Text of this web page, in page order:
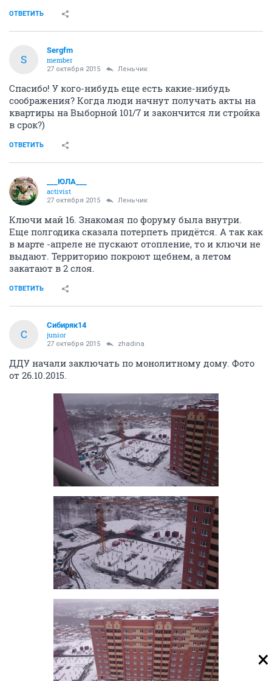
ОТВЕТИТЬ
S
Sergfm
member
27 октября 2015 Леньчик
Спасибо! У кого-нибудь еще есть какие-нибудь
соображения? Когда люди начнут получать акты на
квартиры на Выборной 101/7 и закончится ли стройка
в срок?)
ОТВЕТИТЬ
___ЮЛА___
activist
27 октября 2015 Леньчик
Ключи май 16. Знакомая по форуму была внутри.
Еще полгодика сказала потерпеть придётся. А так как
в марте -апреле не пускают отопление, то и ключи не
выдают. Территорию покроют щебнем, а летом
закатают в 2 слоя.
ОТВЕТИТЬ
С
Сибиряк14
junior
27 октября 2015 zhadina
ДДУ начали заключать по монолитному дому. Фото
от 26.10.2015.